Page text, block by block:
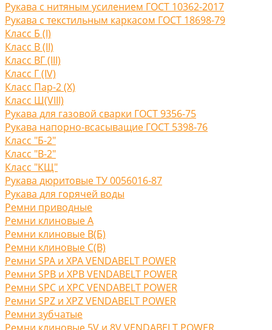
Рукава с нитяным усилением ГОСТ 10362-2017
Рукава с текстильным каркасом ГОСТ 18698-79
Класс Б (I)
Класс В (II)
Класс ВГ (III)
Класс Г (IV)
Класс Пар-2 (X)
Класс Ш(VIII)
Рукава для газовой сварки ГОСТ 9356-75
Рукава напорно-всасыващие ГОСТ 5398-76
Класс "Б-2"
Класс "В-2"
Класс "КЩ"
Рукава дюритовые ТУ 0056016-87
Рукава для горячей воды
Ремни приводные
Ремни клиновые A
Ремни клиновые В(Б)
Ремни клиновые С(B)
Ремни SPA и XPA VENDABELT POWER
Ремни SPB и XPB VENDABELT POWER
Ремни SPC и XPC VENDABELT POWER
Ремни SPZ и XPZ VENDABELT POWER
Ремни зубчатые